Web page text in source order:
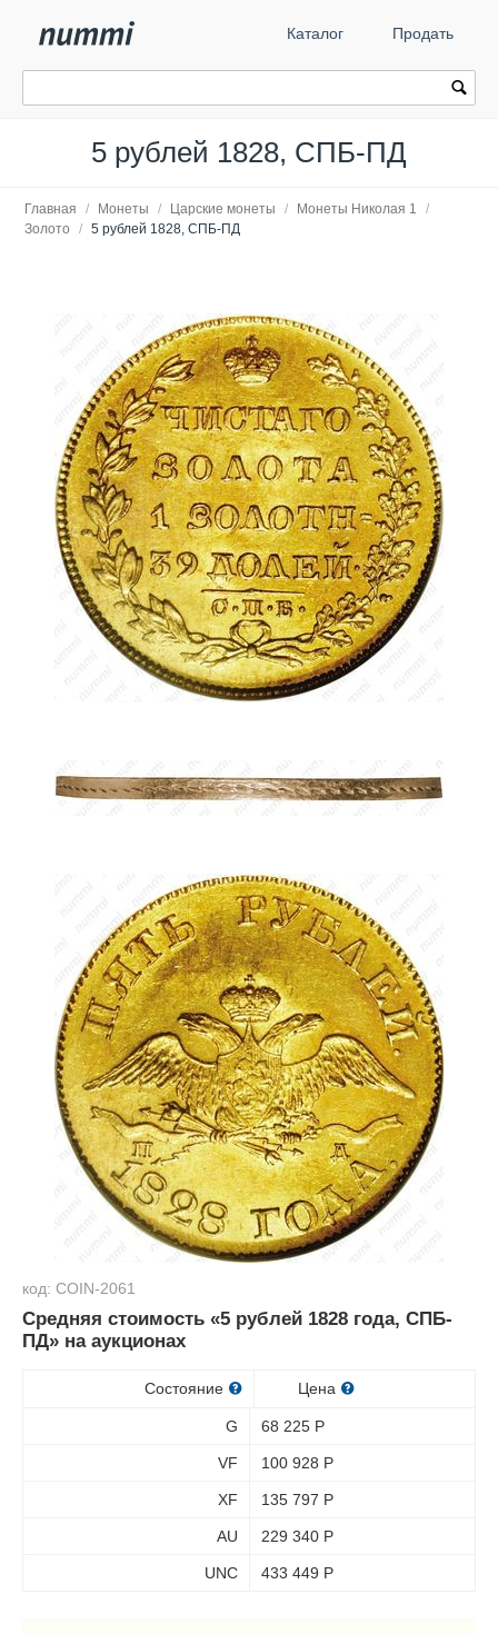
Каталог Продать
5 рублей 1828, СПБ-ПД
Главная / Монеты / Царские монеты / Монеты Николая 1
/
Золото
/ 5 рублей 1828, СПБ-ПД
код: COIN-2061
Средняя стоимость «5 рублей 1828 года, СПБ-
ПД» на аукционах
Состояние Цена
G 68 225 Р
VF 100 928 Р
XF 135 797 Р
AU 229 340 Р
UNC 433 449 Р